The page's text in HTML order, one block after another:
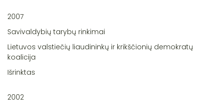
2007
Savivaldybių tarybų rinkimai
Lietuvos valstiečių liaudininkų ir krikščionių demokratų
koalicija
Išrinktas
2002